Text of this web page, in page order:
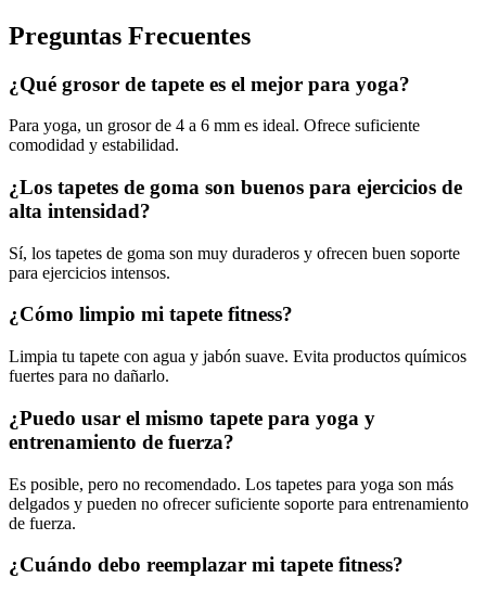
Preguntas Frecuentes
¿Qué grosor de tapete es el mejor para yoga?
Para yoga, un grosor de 4 a 6 mm es ideal. Ofrece suficiente
comodidad y estabilidad.
¿Los tapetes de goma son buenos para ejercicios de
alta intensidad?
Sí, los tapetes de goma son muy duraderos y ofrecen buen soporte
para ejercicios intensos.
¿Cómo limpio mi tapete fitness?
Limpia tu tapete con agua y jabón suave. Evita productos químicos
fuertes para no dañarlo.
¿Puedo usar el mismo tapete para yoga y
entrenamiento de fuerza?
Es posible, pero no recomendado. Los tapetes para yoga son más
delgados y pueden no ofrecer suficiente soporte para entrenamiento
de fuerza.
¿Cuándo debo reemplazar mi tapete fitness?